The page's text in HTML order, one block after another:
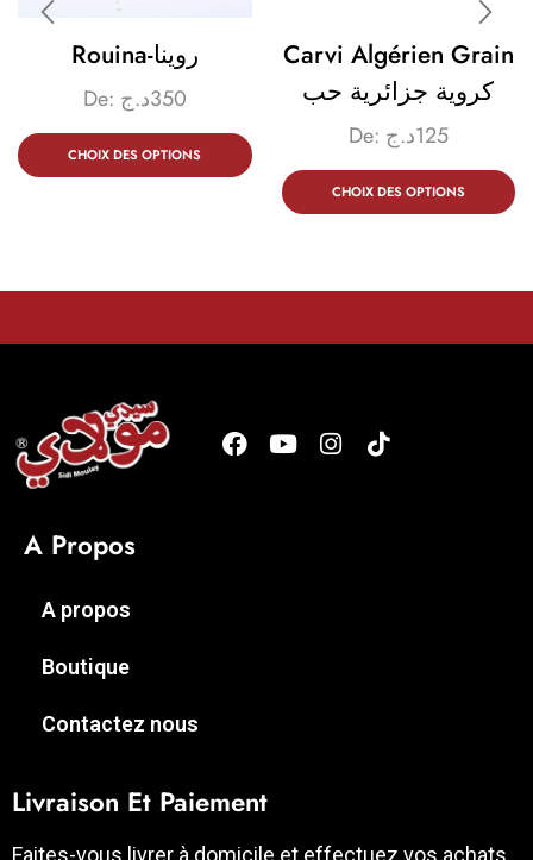
Rouina-روينا
De: 350د.ج
CHOIX DES OPTIONS
Carvi Algérien Grain
كروية جزائرية حب
De: 125د.ج
CHOIX DES OPTIONS
A Propos
A propos
Boutique
Contactez nous
Livraison Et Paiement
Faites-vous livrer à domicile et effectuez vos achats